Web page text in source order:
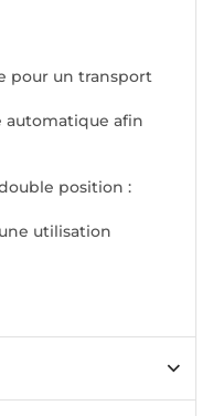
pour un transport
automatique afin
position :
utilisation